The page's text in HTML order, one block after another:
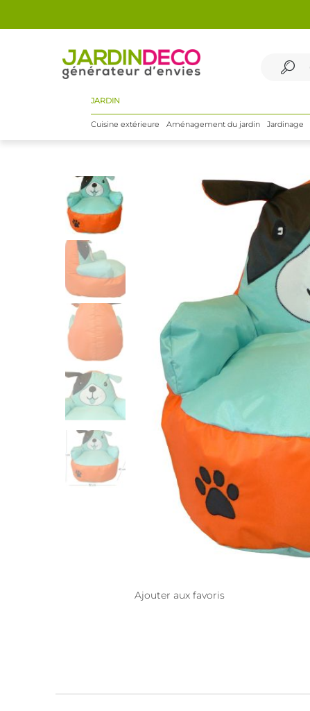
JARDIN
Cuisine extérieure Aménagement du jardin Jardinage
Ajouter aux favoris